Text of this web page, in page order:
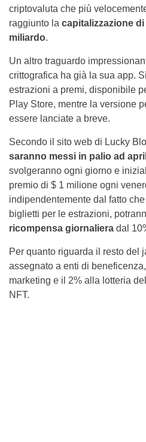
criptovaluta che più
raggiunto la capitalizzazione di
miliardo.
Un altro traguardo
crittografica ha già la sua app.
estrazioni a premi, disponibile
Play Store, mentre la versione
essere lanciate a breve.
Secondo il sito web di Lucky
saranno messi in palio ad
svolgeranno ogni giorno e
premio di $ 1 milione ogni
indipendentemente dal fatto
biglietti per le estrazioni,
ricompensa giornaliera dal
Per quanto riguarda il resto del
assegnato a enti di
marketing e il 2% alla lotteria
NFT.